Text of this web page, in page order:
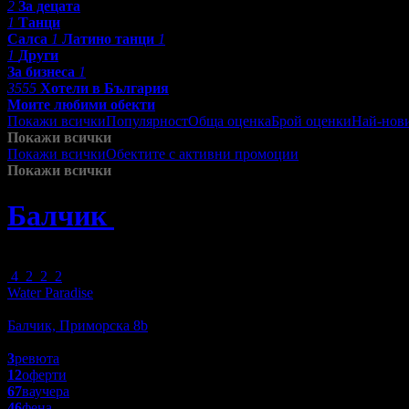
2 За децата
1 Танци
Салса 1 Латино танци 1
1 Други
За бизнеса 1
3555 Хотели в България
Моите любими обекти
Покажи всичкиПопулярностОбща оценкаБрой оценкиНай-
Покажи всички
Покажи всичкиОбектите с активни промоции
Покажи всички
Балчик
4 2 2 2
Water Paradise
Балчик, Приморска 8b
3ревюта
12оферти
67ваучера